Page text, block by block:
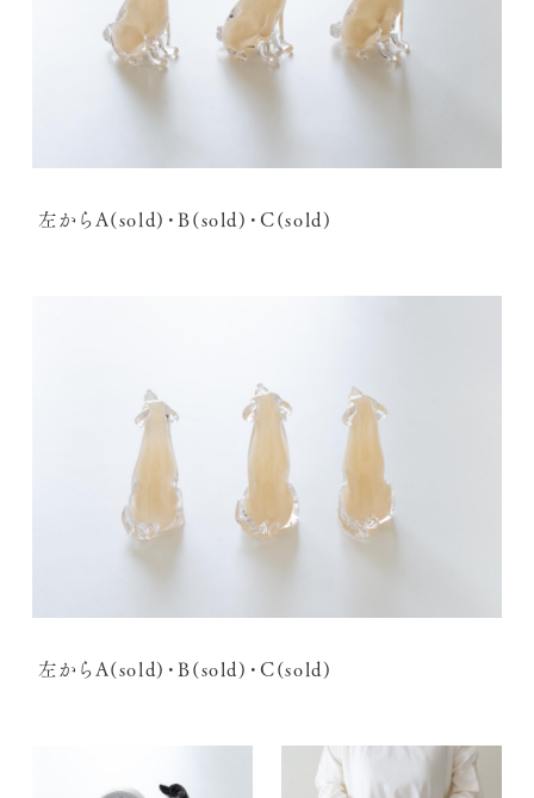
左からA(sold)・B(sold)・C(sold)
左からA(sold)・B(sold)・C(sold)